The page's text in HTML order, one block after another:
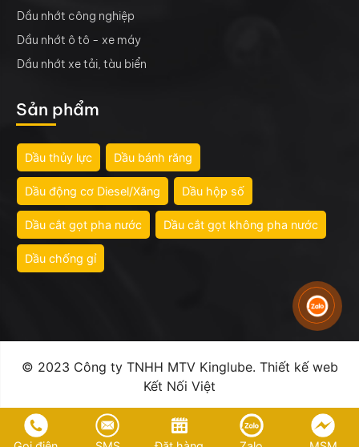
Dầu nhớt công nghiệp
Dầu nhớt ô tô - xe máy
Dầu nhớt xe tải, tàu biển
Sản phẩm
Dầu thủy lực Dầu bánh răng
Dầu động cơ Diesel/Xăng Dầu hộp số
Dầu cắt gọt pha nước Dầu cắt gọt không pha nước
Dầu chống gỉ
© 2023 Công ty TNHH MTV Kinglube. Thiết kế web
Kết Nối Việt